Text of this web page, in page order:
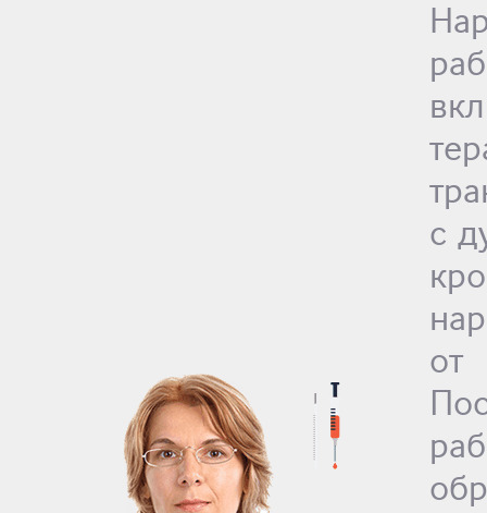
с
от